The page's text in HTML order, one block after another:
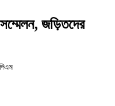
সম্মেলন, জড়িতদের